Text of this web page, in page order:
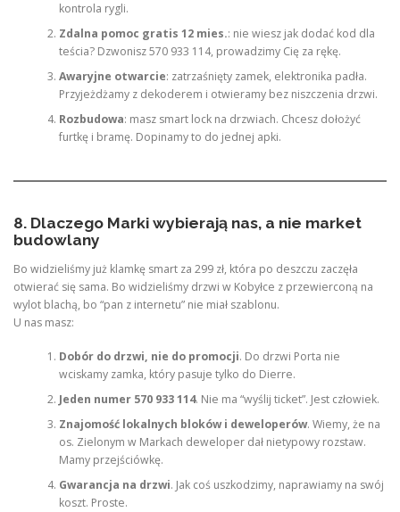
kontrola rygli.
Zdalna pomoc gratis 12 mies.: nie wiesz jak dodać kod dla
teścia? Dzwonisz 570 933 114, prowadzimy Cię za rękę.
Awaryjne otwarcie: zatrzaśnięty zamek, elektronika padła.
Przyjeżdżamy z dekoderem i otwieramy bez niszczenia drzwi.
Rozbudowa: masz smart lock na drzwiach. Chcesz dołożyć
furtkę i bramę. Dopinamy to do jednej apki.
8. Dlaczego Marki wybierają nas, a nie market
budowlany
Bo widzieliśmy już klamkę smart za 299 zł, która po deszczu zaczęła
otwierać się sama. Bo widzieliśmy drzwi w Kobyłce z przewierconą na
wylot blachą, bo “pan z internetu” nie miał szablonu.
U nas masz:
Dobór do drzwi, nie do promocji. Do drzwi Porta nie
wciskamy zamka, który pasuje tylko do Dierre.
Jeden numer 570 933 114. Nie ma “wyślij ticket”. Jest człowiek.
Znajomość lokalnych bloków i deweloperów. Wiemy, że na
os. Zielonym w Markach deweloper dał nietypowy rozstaw.
Mamy przejściówkę.
Gwarancja na drzwi. Jak coś uszkodzimy, naprawiamy na swój
koszt. Proste.